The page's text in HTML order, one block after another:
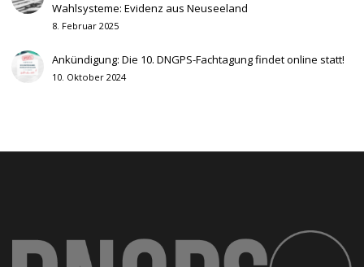
Wahlsysteme: Evidenz aus Neuseeland
8. Februar 2025
Ankündigung: Die 10. DNGPS-Fachtagung findet online statt!
10. Oktober 2024